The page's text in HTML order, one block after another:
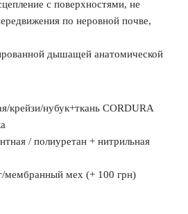
с поверхностями, не
по неровной почве,
дышащей анатомической
крейзи/нубук+ткань CORDURA
/ полиуретан + нитрильная
мембранный мех (+ 100 грн)